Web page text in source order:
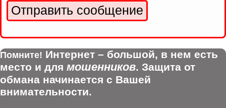
Помните! Интернет – большой, в нем есть
место и для мошенников. Защита от
обмана начинается с Вашей
внимательности.